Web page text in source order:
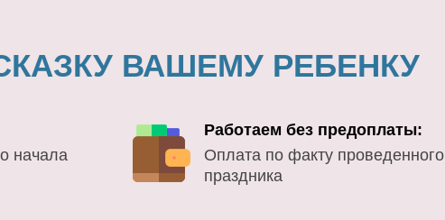
ВАШЕМУ РЕБЕНКУ
начала
Работаем без предоплаты:
Оплата по факту проведенного
праздника